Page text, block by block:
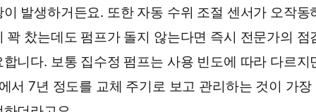
이 발생하거든요. 또한 자동 수위 조절 센서가 오작동
꽉 찼는데도 펌프가 돌지 않는다면 즉시 전문가의 점
합니다. 보통 집수정 펌프는 사용 빈도에 따라 다르지
서 7년 정도를 교체 주기로 보고 관리하는 것이 가장